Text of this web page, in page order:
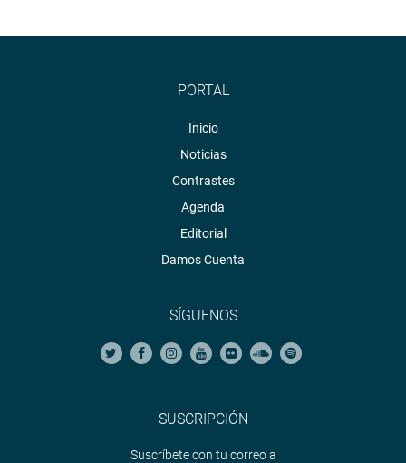
PORTAL
Inicio
Noticias
Contrastes
Agenda
Editorial
Damos Cuenta
SÍGUENOS
SUSCRIPCIÓN
Suscríbete con tu correo a